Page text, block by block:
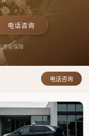
电话咨询
质有保障
电话咨询